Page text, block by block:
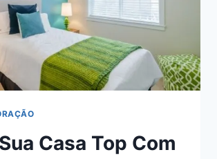
Casa Top Com